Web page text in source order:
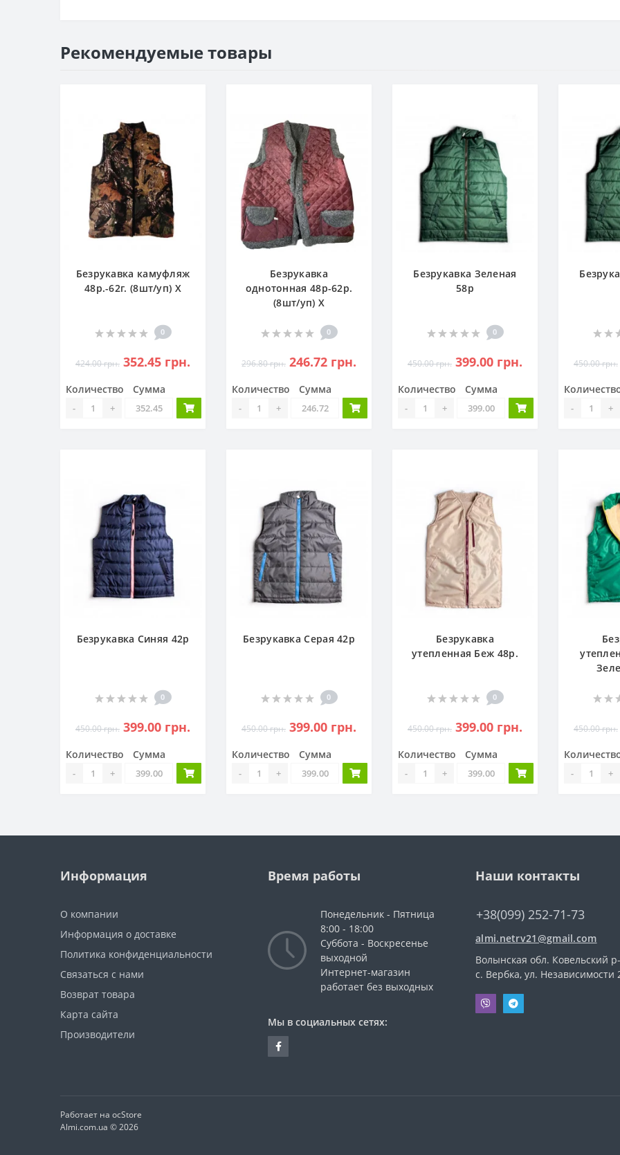
Рекомендуемые товары
Безрукавка камуфляж
48р.-62г. (8шт/уп) Х
0
424.00 грн. 352.45 грн.
Количество
- +
Сумма
Безрукавка
однотонная 48р-62р.
(8шт/уп) Х
0
296.80 грн. 246.72 грн.
Количество
- +
Сумма
Безрукавка Зеленая
58р
0
450.00 грн. 399.00 грн.
Количество
- +
Сумма
450.00 грн.
- +
Безрукавка Синяя 42р
0
450.00 грн. 399.00 грн.
Количество
- +
Сумма
Безрукавка Серая 42р
0
450.00 грн. 399.00 грн.
Количество
- +
Сумма
Безрукавка
утепленная Беж 48р.
0
450.00 грн. 399.00 грн.
Количество
- +
Сумма
450.00 грн.
- +
Информация
О компании
Информация о доставке
Политика конфиденциальности
Связаться с нами
Возврат товара
Карта сайта
Производители
Время работы
Понедельник - Пятница
8:00 - 18:00
Суббота - Воскресенье
выходной
Интернет-магазин
работает без выходных
Мы в социальных сетях:
Наши контакты
+38(099) 252-71-73
almi.netrv21@gmail.com
Волынская обл. Ковельский
с. Вербка, ул. Независимости
Работает на ocStore
Almi.com.ua © 2026